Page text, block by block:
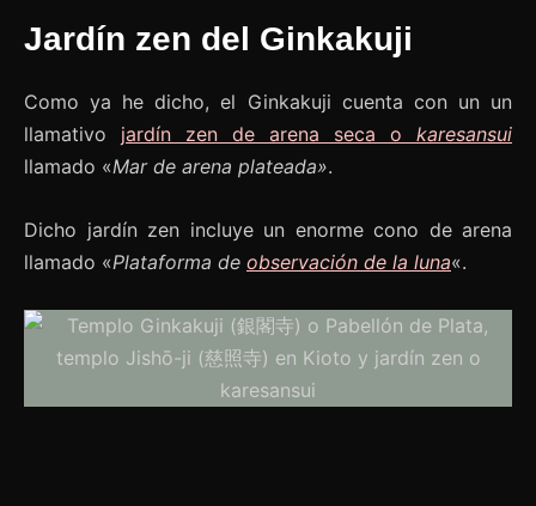
Jardín zen del Ginkakuji
Como ya he dicho, el Ginkakuji cuenta con un un
llamativo jardín zen de arena seca o karesansui
llamado «Mar de arena plateada».
Dicho jardín zen incluye un enorme cono de arena
llamado «Plataforma de observación de la luna«.